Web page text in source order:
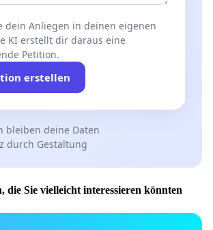
dein Anliegen in deinen eigenen
KI erstellt dir daraus eine
Petition.
erstellen
bleiben deine Daten
durch Gestaltung
die Sie vielleicht interessieren könnten